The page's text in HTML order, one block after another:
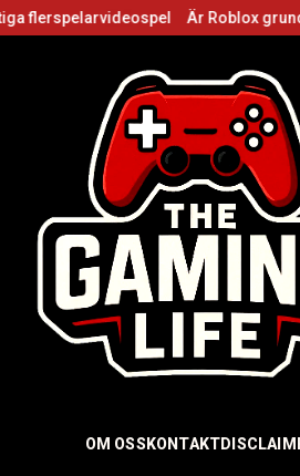
Är Roblox grundare död? Fakta
OM OSS KONTAKT